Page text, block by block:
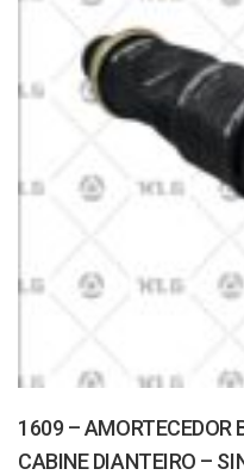
1609 – AMORTECEDOR
CABINE DIANTEIRO –